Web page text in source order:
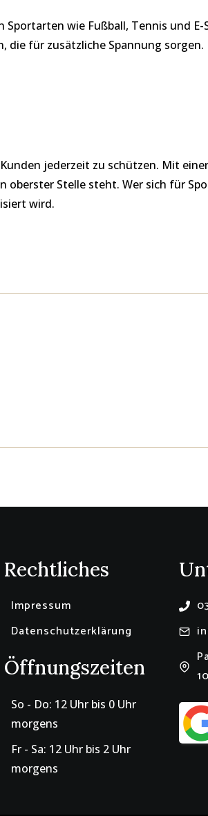
wie Fußball, Tennis und
für zusätzliche Spannung
jederzeit zu schützen. Mit
Stelle steht. Wer sich für
wird.
Rechtliches
Impressum
Datenschutzerklärung
Öffnungszeiten
So - Do: 12 Uhr bis 0 Uhr
morgens
Fr - Sa: 12 Uhr bis 2 Uhr
morgens